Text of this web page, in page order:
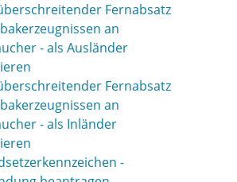
Fernabsatz
an
- als Ausländer
Fernabsatz
an
- als Inländer
-